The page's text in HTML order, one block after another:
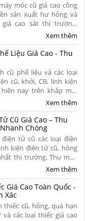
móc cũ giá cao công
sản xuất hư hỏng và
cao sát thị trường.
nhanh chóng, tháo
Xem thêm
Liệu Giá Cao - Thu
cũ phế liệu và các loại
cũ, khởi, CB, linh kiện
nay trên khắp mọi
mua tận nơi, uy tín,
Xem thêm
Cũ Giá Cao – Thu
Chóng
tử cũ các loại điện
kiện điện tử cũ, hỏng
thị trường. Thu mua
thanh toán nhanh dứt
Xem thêm
Giá Cao Toàn Quốc -
Xác
thiếc cũ, hỏng, quá hạn